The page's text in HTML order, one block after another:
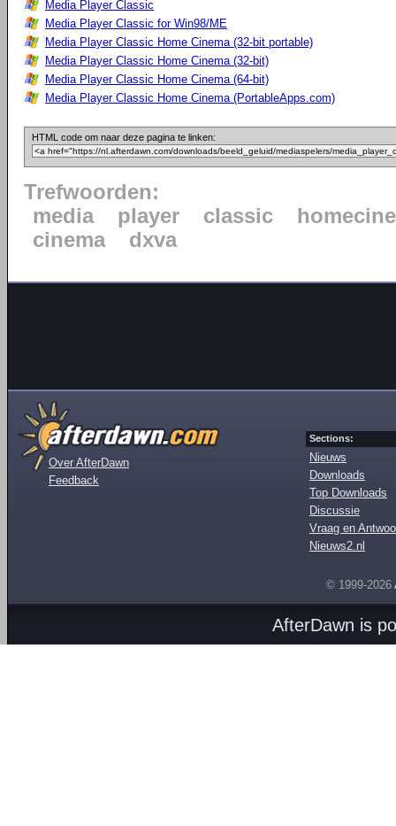
Media Player Classic
Media Player Classic for Win98/ME
Media Player Classic Home Cinema (32-bit portable)
Media Player Classic Home Cinema (32-bit)
Media Player Classic Home Cinema (64-bit)
Media Player Classic Home Cinema (PortableApps.com)
HTML code om naar deze pagina te linken:
Trefwoorden:
media
player classic
cinema
dxva
Over AfterDawn
Feedback
Sections:
Nieuws
Downloads
Top Downloads
Discussie
Vraag en
Nieuws2.nl
© 1999-2026
AfterDawn is